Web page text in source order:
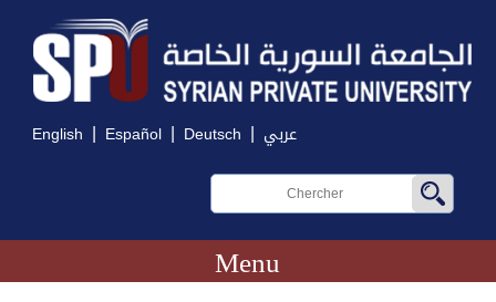
English | Español | Deutsch | عربي
Menu